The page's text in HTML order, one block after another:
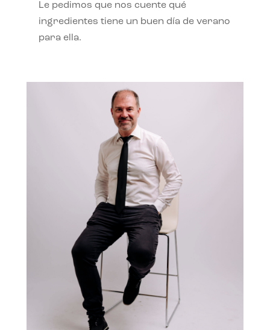
Le pedimos que nos cuente qué
ingredientes tiene un buen día de verano
para ella.